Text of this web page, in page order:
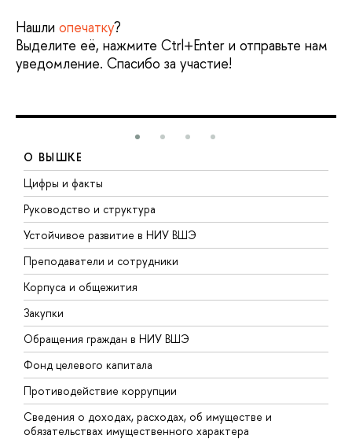
Нашли опечатку?
Выделите её, нажмите Ctrl+Enter и отправьте нам
уведомление. Спасибо за участие!
О ВЫШКЕ
Цифры и факты
Руководство и структура
Устойчивое развитие в НИУ ВШЭ
Преподаватели и сотрудники
Корпуса и общежития
Закупки
Обращения граждан в НИУ ВШЭ
Фонд целевого капитала
Противодействие коррупции
Сведения о доходах, расходах, об имуществе и
обязательствах имущественного характера